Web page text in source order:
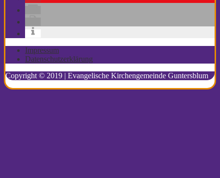
Impressum
Datenschutzerklärung
Copyright © 2019 | Evangelische Kirchengemeinde Guntersblum